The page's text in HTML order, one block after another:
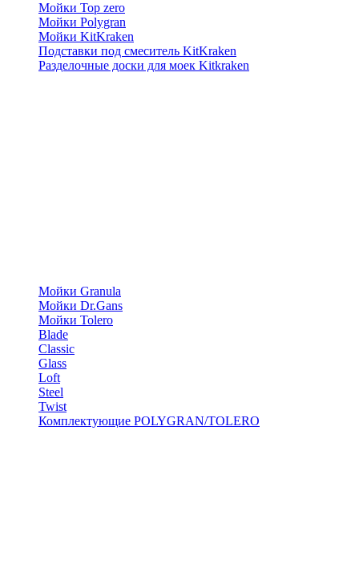
Мойки Top zero
Мойки Polygran
Мойки KitKraken
Подставки под смеситель KitKraken
Разделочные доски для моек Kitkraken
Мойки Granula
Мойки Dr.Gans
Мойки Tolero
Blade
Classic
Glass
Loft
Steel
Twist
Комплектующие POLYGRAN/TOLERO